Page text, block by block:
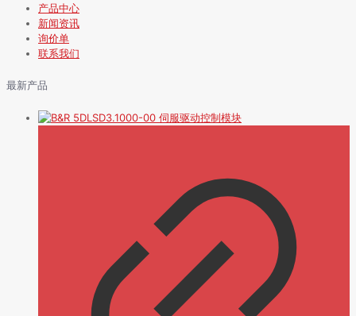
产品中心
新闻资讯
询价单
联系我们
最新产品